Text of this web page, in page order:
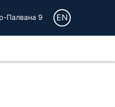
Палвана 9 EN